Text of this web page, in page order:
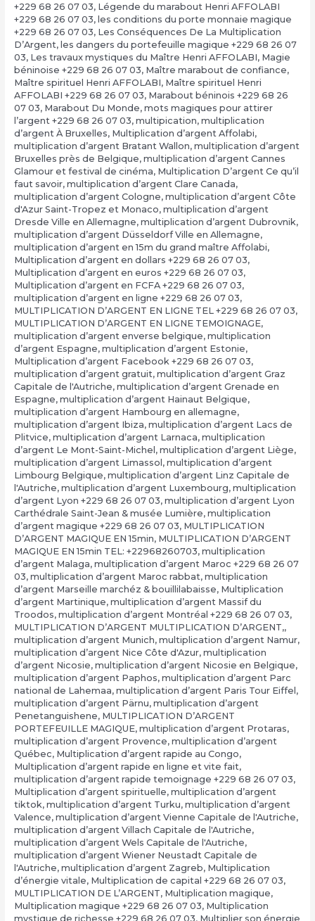
+229 68 26 07 03, Légende du marabout Henri AFFOLABI
+229 68 26 07 03, les conditions du porte monnaie magique
+229 68 26 07 03, Les Conséquences De La Multiplication
D’Argent, les dangers du portefeuille magique +229 68 26 07
03, Les travaux mystiques du Maître Henri AFFOLABI, Magie
béninoise +229 68 26 07 03, Maître marabout de confiance,
Maître spirituel Henri AFFOLABI, Maître spirituel Henri
AFFOLABI +229 68 26 07 03, Marabout béninois +229 68 26
07 03, Marabout Du Monde, mots magiques pour attirer
l’argent +229 68 26 07 03, multipication, multiplication
d’argent À Bruxelles, Multiplication d’argent Affolabi,
multiplication d’argent Bratant Wallon, multiplication d’argent
Bruxelles près de Belgique, multiplication d’argent Cannes
Glamour et festival de cinéma, Multiplication D’argent Ce qu’il
faut savoir, multiplication d’argent Clare Canada,
multiplication d’argent Cologne, multiplication d’argent Côte
d'Azur Saint-Tropez et Monaco, multiplication d’argent
Dresde Ville en Allemagne, multiplication d’argent Dubrovnik,
multiplication d’argent Düsseldorf Ville en Allemagne,
multiplication d’argent en 15m du grand maître Affolabi,
Multiplication d’argent en dollars +229 68 26 07 03,
Multiplication d’argent en euros +229 68 26 07 03,
Multiplication d’argent en FCFA +229 68 26 07 03,
multiplication d’argent en ligne +229 68 26 07 03,
MULTIPLICATION D’ARGENT EN LIGNE TEL +229 68 26 07 03,
MULTIPLICATION D’ARGENT EN LIGNE TEMOIGNAGE,
multiplication d’argent enverse belgique, multiplication
d’argent Espagne, multiplication d’argent Estonie,
Multiplication d’argent Facebook +229 68 26 07 03,
multiplication d’argent gratuit, multiplication d’argent Graz
Capitale de l'Autriche, multiplication d’argent Grenade en
Espagne, multiplication d’argent Hainaut Belgique,
multiplication d’argent Hambourg en allemagne,
multiplication d’argent Ibiza, multiplication d’argent Lacs de
Plitvice, multiplication d’argent Larnaca, multiplication
d’argent Le Mont-Saint-Michel, multiplication d’argent Liège,
multiplication d’argent Limassol, multiplication d’argent
Limbourg Belgique, multiplication d’argent Linz Capitale de
l'Autriche, multiplication d’argent Luxembourg, multiplication
d’argent Lyon +229 68 26 07 03, multiplication d’argent Lyon
Carthédrale Saint-Jean & musée Lumière, multiplication
d’argent magique +229 68 26 07 03, MULTIPLICATION
D’ARGENT MAGIQUE EN 15min, MULTIPLICATION D’ARGENT
MAGIQUE EN 15min TEL: +22968260703, multiplication
d’argent Malaga, multiplication d’argent Maroc +229 68 26 07
03, multiplication d’argent Maroc rabbat, multiplication
d’argent Marseille marchéz & bouillilabaisse, Multiplication
d’argent Martinique, multiplication d’argent Massif du
Troodos, multiplication d’argent Montréal +229 68 26 07 03,
MULTIPLICATION D’ARGENT MULTIPLICATION D’ARGENT,,
multiplication d’argent Munich, multiplication d’argent Namur,
multiplication d’argent Nice Côte d'Azur, multiplication
d’argent Nicosie, multiplication d’argent Nicosie en Belgique,
multiplication d’argent Paphos, multiplication d’argent Parc
national de Lahemaa, multiplication d’argent Paris Tour Eiffel,
multiplication d’argent Pärnu, multiplication d’argent
Penetanguishene, MULTIPLICATION D’ARGENT
PORTEFEUILLE MAGIQUE, multiplication d’argent Protaras,
multiplication d’argent Provence, multiplication d’argent
Québec, Multiplication d’argent rapide au Congo,
Multiplication d’argent rapide en ligne et vite fait,
multiplication d’argent rapide temoignage +229 68 26 07 03,
Multiplication d’argent spirituelle, multiplication d’argent
tiktok, multiplication d’argent Turku, multiplication d’argent
Valence, multiplication d’argent Vienne Capitale de l'Autriche,
multiplication d’argent Villach Capitale de l'Autriche,
multiplication d’argent Wels Capitale de l'Autriche,
multiplication d’argent Wiener Neustadt Capitale de
l'Autriche, multiplication d’argent Zagreb, Multiplication
d’énergie vitale, Multiplication de capital +229 68 26 07 03,
MULTIPLICATION DE L’ARGENT, Multiplication magique,
Multiplication magique +229 68 26 07 03, Multiplication
mystique de richesse +229 68 26 07 03, Multiplier son énergie